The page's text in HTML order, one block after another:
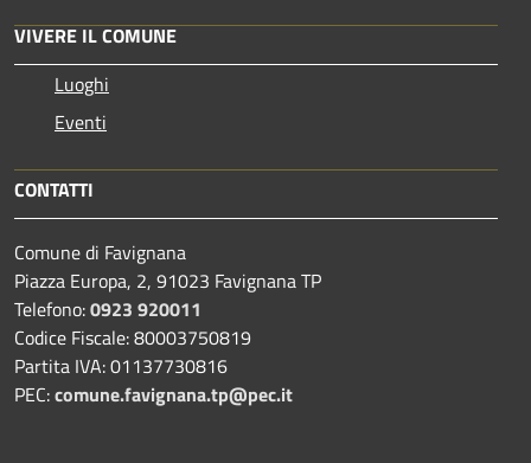
VIVERE IL COMUNE
Luoghi
Eventi
CONTATTI
Comune di Favignana
Piazza Europa, 2, 91023 Favignana TP
Telefono:0923 920011
Codice Fiscale: 80003750819
Partita IVA: 01137730816
PEC:comune.favignana.tp@pec.it